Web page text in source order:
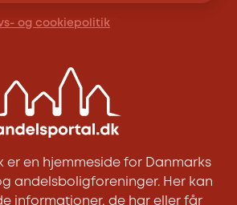
og cookiepolitik
er en hjemmeside for Danmarks
andelsboligforeninger. Her kan
informationer, de har eller får